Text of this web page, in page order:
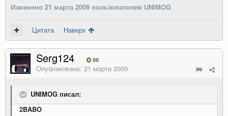
Изменено 21 марта 2009 пользователем UNIMOG
Цитата Наверх
Serg124 98
Опубликовано: 21 марта 2009
UNIMOG писал:
2BABO